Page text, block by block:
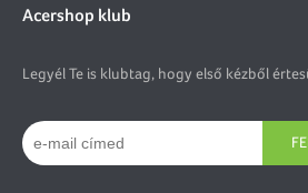
Acershop klub
Legyél Te is klubtag, hogy első kézből